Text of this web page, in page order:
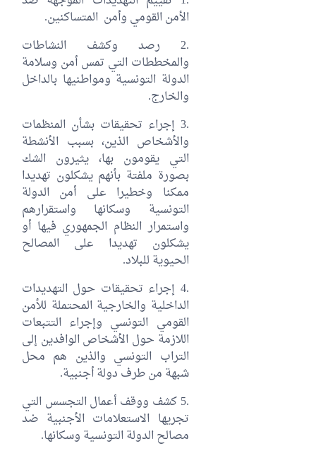
الأمن القومي وأمن المتساكنين.
.2 رصد وكشف النشاطات
والمخططات التي تمس أمن وسلامة
الدولة التونسية ومواطنيها بالداخل
والخارج.
.3 إجراء تحقيقات بشأن المنظمات
والأشخاص الذين، بسبب الأنشطة
التي يقومون بها، يثيرون الشك
بصورة ملفتة بأنهم يشكلون تهديدا
ممكنا وخطيرا على أمن الدولة
التونسية وسكانها واستقرارهم
واستمرار النظام الجمهوري فيها أو
يشكلون تهديدا على المصالح
الحيوية للبلاد.
.4 إجراء تحقيقات حول التهديدات
الداخلية والخارجية المحتملة للأمن
القومي التونسي وإجراء التتبعات
اللازمة حول الأشخاص الوافدين إلى
التراب التونسي والذين هم محل
شبهة من طرف دولة أجنبية.
.5 كشف ووقف أعمال التجسس التي
تجريها الاستعلامات الأجنبية ضد
مصالح الدولة التونسية وسكانها.